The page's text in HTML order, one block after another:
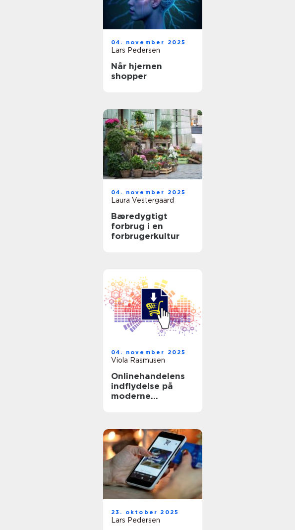
04. november 2025
Lars Pedersen
Når hjernen
shopper
04. november 2025
Laura Vestergaard
Bæredygtigt
forbrug i en
forbrugerkultur
04. november 2025
Viola Rasmusen
Onlinehandelens
indflydelse på
moderne
23. oktober 2025
Lars Pedersen